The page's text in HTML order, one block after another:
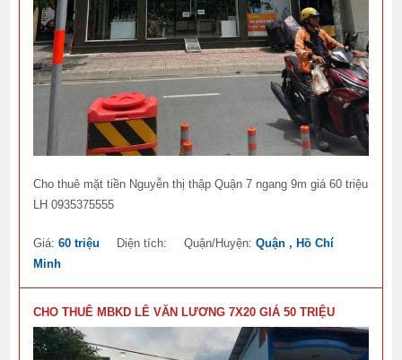
Cho thuê mặt tiền Nguyễn thị thập Quận 7 ngang 9m giá 60 triệu
LH 0935375555
Giá:60 triệu Diện tích: Quận/Huyện:Quận , Hồ Chí
Minh
CHO THUÊ MBKD LÊ VĂN LƯƠNG 7X20 GIÁ 50 TRIỆU